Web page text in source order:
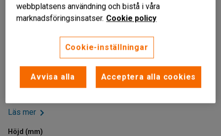
Liknande produkter
Mjuk start och stopp
Snabb lyfthastighet
Rostfri lyftvagn med två lyfthastigheter och mjuk start- och
stoppfunktion. Lättlyftaren ger mer ergonomiskt arbete och
Läs mer
Höjd (mm)
webbplatsens användning och bistå i våra
marknadsföringsinsatser. Cookie policy
Cookie-inställningar
Avvisa alla Acceptera alla cookies